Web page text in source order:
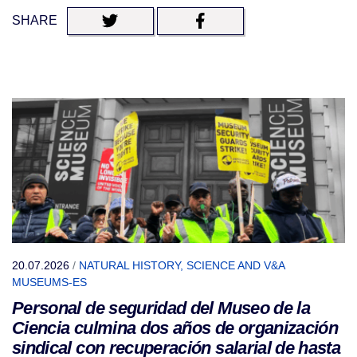
SHARE
20.07.2026 / NATURAL HISTORY, SCIENCE AND V&A
MUSEUMS-ES
Personal de seguridad del Museo de la
Ciencia culmina dos años de organización
sindical con recuperación salarial de hasta